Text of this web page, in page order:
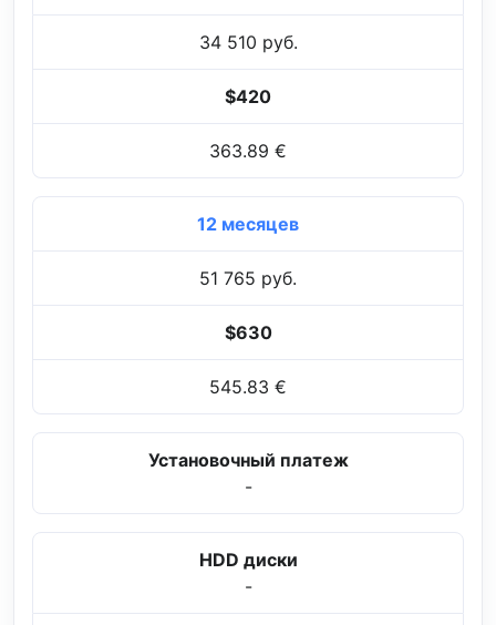
34 510 руб.
$420
363.89 €
12 месяцев
51 765 руб.
$630
545.83 €
Установочный платеж
-
HDD диски
-